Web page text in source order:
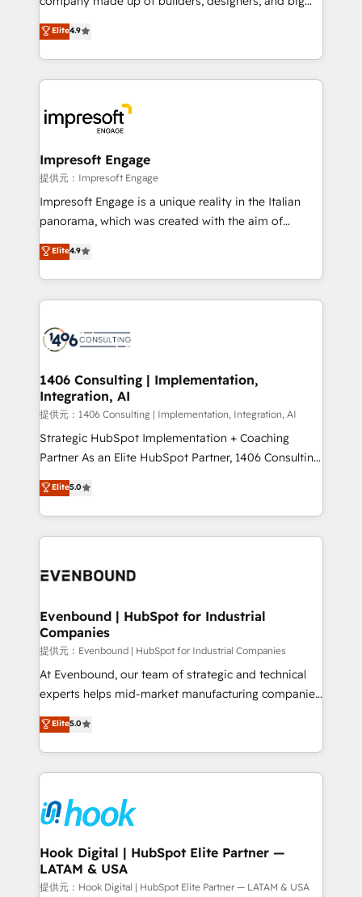
Platform Migration Excellence. • Top 3 Partner of the
Year LATAM 2022, 2023, 2024, 2025. • Partner of the
business with HubSpot? Let Cebra’s experts help
you grow faster, smarter, and with impact.
thinkers. We blend strategy, design, and
development—always fueled by curiosity—to turn
ideas, opportunities, and challenges into meaningful
experiences. To us, technology is more than just
and—most importantly—simple. That’s why we lean
into bold ideas and shape them into thoughtful
products and strategies that actually make a
difference.
Elite4.9
Impresoft Engage
提供元：Impresoft Engage
Impresoft Engage is a unique reality in the Italian
panorama, which was created with the aim of
putting Customer Experience at the center by
creating digital environments capable of integrating
people, processes and data. We offer the best
digital solutions on the market, ranging from CRM
marketing automation to online and offline sales
allowing companies to optimize processes and meet
the needs of the customer. We are part of Impresoft
Group, a group of specialized and complementary
companies that divide their offer into 4
Competence Centers: Smart Manufacturing,
The synergies generated by these integrations,
together with the combination of talents, skills,
to accompany companies on their digital
Elite4.9
1406 Consulting | Implementation,
Integration, AI
提供元：1406 Consulting | Implementation, Integration, AI
Strategic HubSpot Implementation + Coaching
Partner As an Elite HubSpot Partner, 1406 Consulting
helps mid-market revenue teams transform how
they sell, market, and serve. We don't just build your
HubSpot—we teach your team to own it, then stay
to help you keep winning. What We Do ⚙️ CRM
Data & Content 📈 Sales & Marketing Alignment +
Agent Creation 🔄 Custom Integrations & Data
Migration Why 1406 We become part of your team.
Your team learns while we build. We fix what others
broke. Built for mid-market reality—practical
solutions that work with your actual headcount and
HubSpot partners 🔄 Top 5% globally in client
retention 📅 8+ years of consistent results since 2017
move beyond spreadsheets into unified systems
that drive real business results.
Elite5.0
Evenbound | HubSpot for Industrial
Companies
提供元：Evenbound | HubSpot for Industrial Companies
At Evenbound, our team of strategic and technical
experts helps mid-market manufacturing companies
achieve real growth. We specialize in delivering
tailored solutions that drive results by leveraging
HubSpot’s platform and data to fuel success.
Technical Solutions: - HubSpot Technical Consulting -
Onboarding - Data Migration & Integrations -
Technical Audit & Optimization Strategic Solutions: -
Revenue Operations - Inbound Marketing -
Outbound Marketing - HubSpot CMS Website
Design & Development We empower our clients to
Elite5.0
Hook Digital | HubSpot Elite Partner —
LATAM & USA
提供元：Hook Digital | HubSpot Elite Partner — LATAM & USA